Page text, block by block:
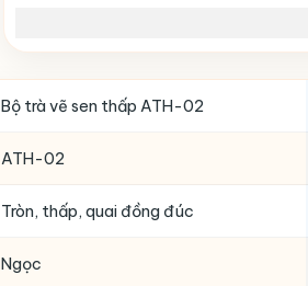
Bộ trà vẽ sen thấp ATH-02
ATH-02
Tròn, thấp, quai đồng đúc
Ngọc